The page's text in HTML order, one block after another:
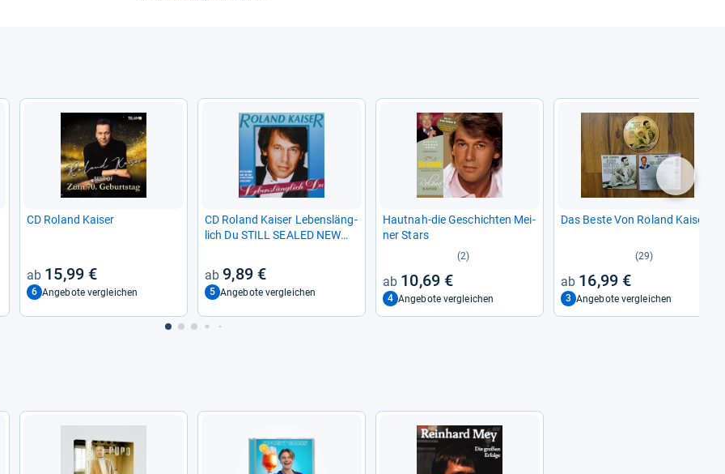
CD Roland Kai­ser
15,99 €
6 Angebote vergleichen
CD Roland Kai­ser Lebens­läng­
lich Du STILL SEA­LED NEW
9,89 €
5 Angebote vergleichen
Haut­nah-​die Geschich­ten Mei­
ner Stars
(2)
10,69 €
4 Angebote vergleichen
Das Beste Von Roland Kai­ser
(29)
16,99 €
3 Angebote vergleichen
nächste